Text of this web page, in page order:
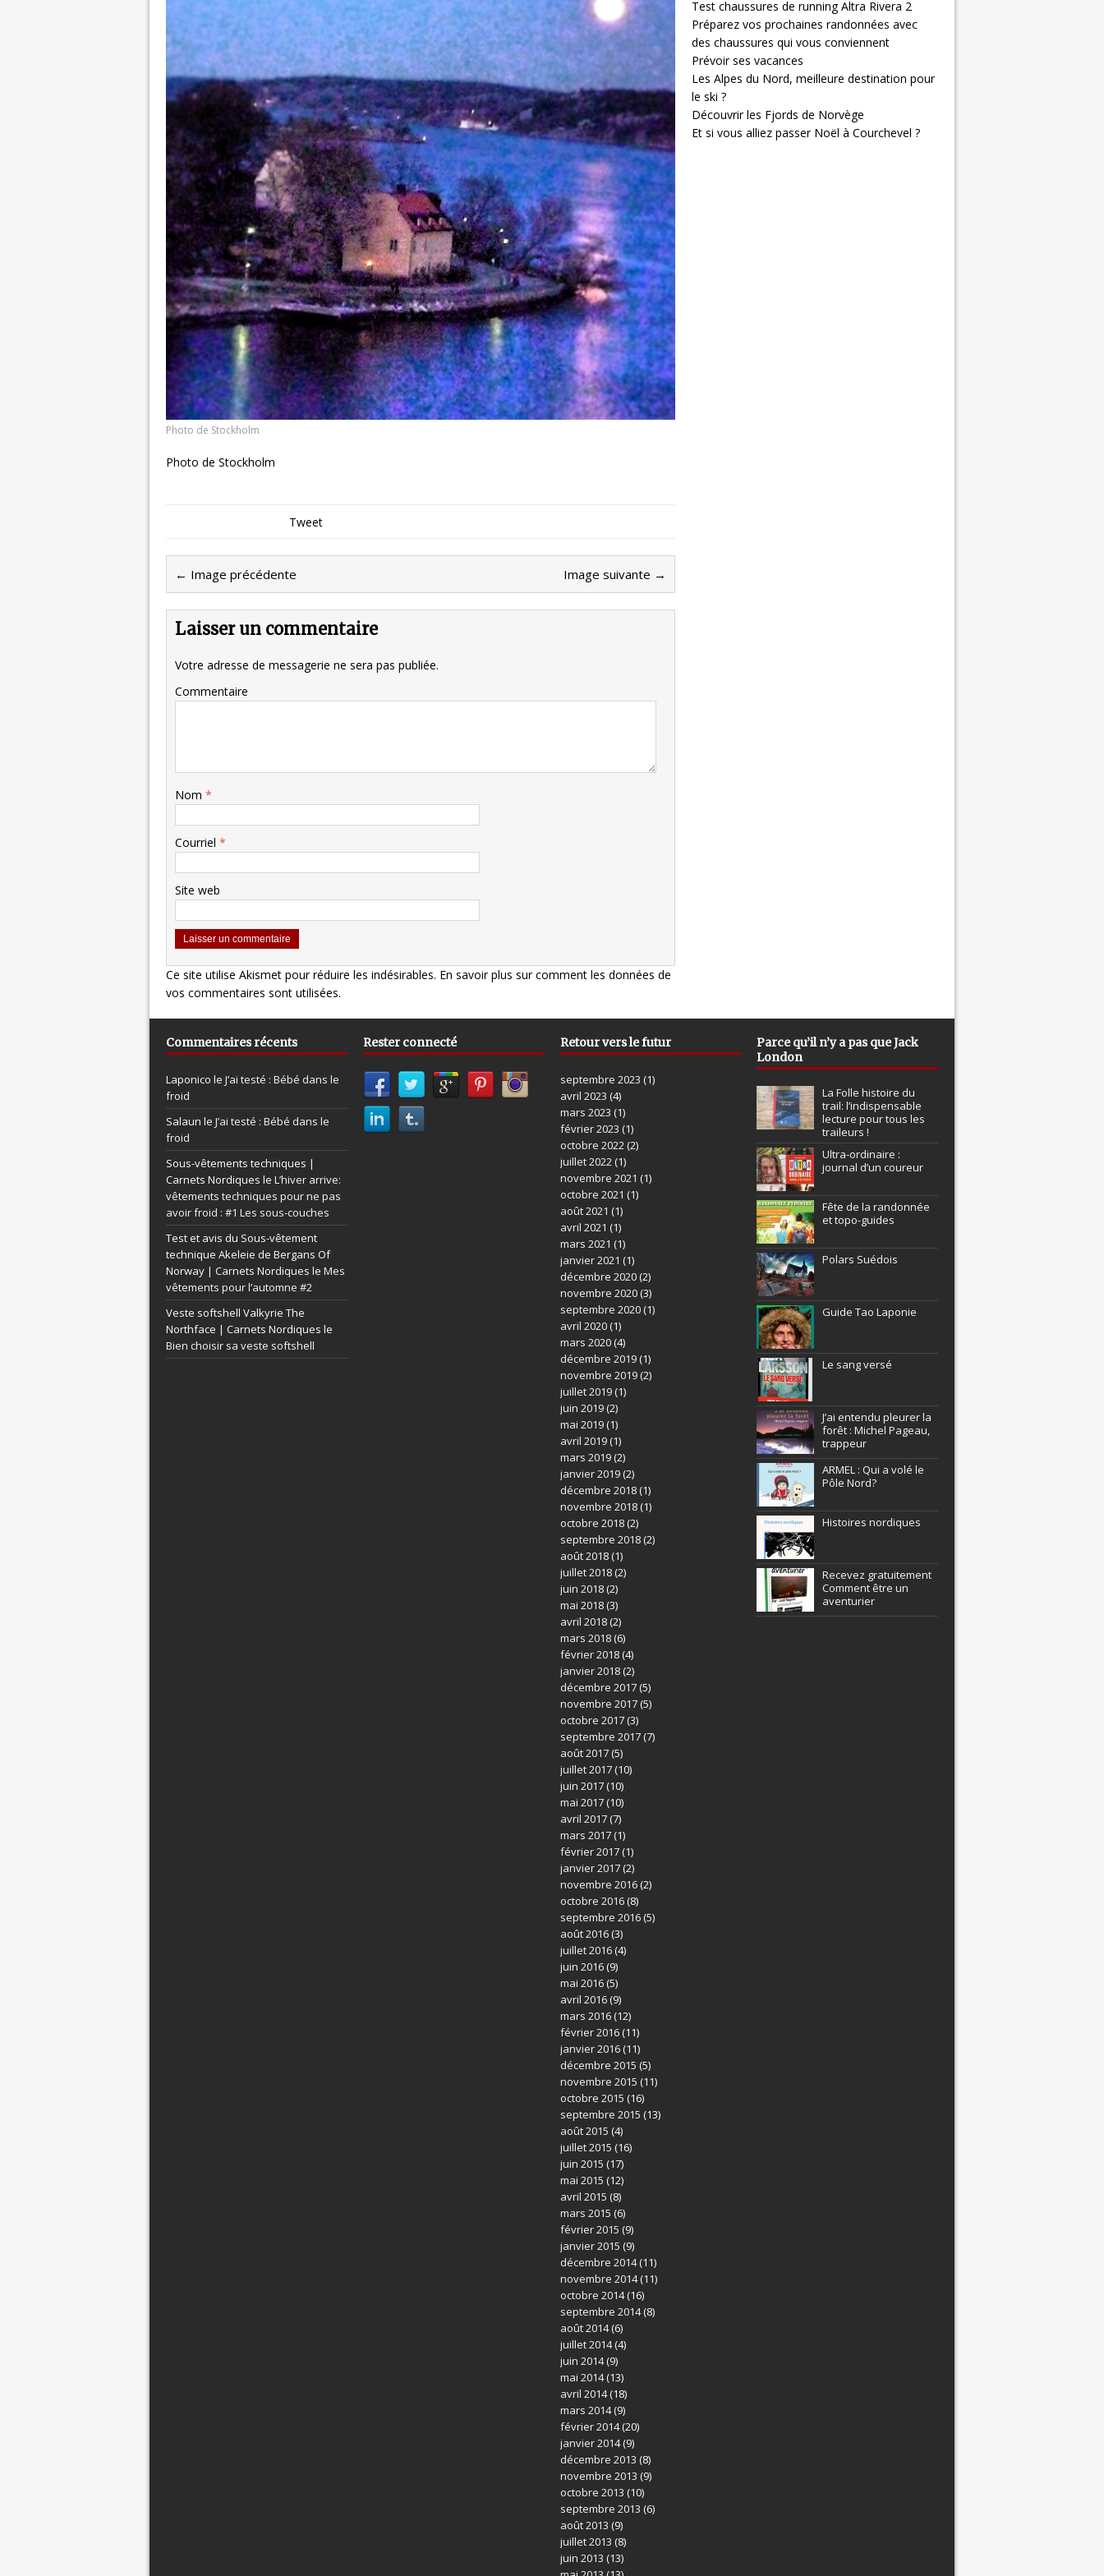
Photo de Stockholm
Photo de Stockholm
Tweet
← Image précédente Image suivante →
Laisser un commentaire
Votre adresse de messagerie ne sera pas publiée.
Commentaire
Nom *
Courriel *
Site web
Ce site utilise Akismet pour réduire les indésirables. En savoir plus sur comment les données de
vos commentaires sont utilisées.
Test chaussures de running Altra Rivera 2
Préparez vos prochaines randonnées avec
des chaussures qui vous conviennent
Prévoir ses vacances
Les Alpes du Nord, meilleure destination pour
le ski ?
Découvrir les Fjords de Norvège
Et si vous alliez passer Noël à Courchevel ?
Commentaires récents
Laponico le J’ai testé : Bébé dans le
froid
Salaun le J’ai testé : Bébé dans le
froid
Sous-vêtements techniques |
Carnets Nordiques le L’hiver arrive:
vêtements techniques pour ne pas
avoir froid : #1 Les sous-couches
Test et avis du Sous-vêtement
technique Akeleie de Bergans Of
Norway | Carnets Nordiques le Mes
vêtements pour l’automne #2
Veste softshell Valkyrie The
Northface | Carnets Nordiques le
Bien choisir sa veste softshell
Rester connecté Retour vers le futur
septembre 2023 (1)
avril 2023 (4)
mars 2023 (1)
février 2023 (1)
octobre 2022(2)
juillet 2022(1)
novembre 2021 (1)
octobre 2021 (1)
août 2021 (1)
avril 2021 (1)
mars 2021 (1)
janvier 2021 (1)
décembre 2020(2)
novembre 2020(3)
septembre 2020(1)
avril 2020(1)
mars 2020(4)
décembre 2019(1)
novembre 2019(2)
juillet 2019(1)
juin 2019(2)
mai 2019(1)
avril 2019(1)
mars 2019(2)
janvier 2019(2)
décembre 2018(1)
novembre 2018(1)
octobre 2018(2)
septembre 2018(2)
août 2018(1)
juillet 2018(2)
juin 2018(2)
mai 2018(3)
avril 2018(2)
mars 2018(6)
février 2018(4)
janvier 2018(2)
décembre 2017(5)
novembre 2017(5)
octobre 2017(3)
septembre 2017(7)
août 2017(5)
juillet 2017(10)
juin 2017(10)
mai 2017(10)
avril 2017(7)
mars 2017(1)
février 2017(1)
janvier 2017(2)
novembre 2016(2)
octobre 2016(8)
septembre 2016(5)
août 2016(3)
juillet 2016(4)
juin 2016(9)
mai 2016(5)
avril 2016(9)
mars 2016(12)
février 2016(11)
janvier 2016(11)
décembre 2015 (5)
novembre 2015 (11)
octobre 2015 (16)
septembre 2015 (13)
août 2015 (4)
juillet 2015 (16)
juin 2015 (17)
mai 2015 (12)
avril 2015 (8)
mars 2015 (6)
février 2015 (9)
janvier 2015 (9)
décembre 2014(11)
novembre 2014(11)
octobre 2014(16)
septembre 2014(8)
août 2014(6)
juillet 2014(4)
juin 2014(9)
mai 2014(13)
avril 2014(18)
mars 2014(9)
février 2014(20)
janvier 2014(9)
décembre 2013 (8)
novembre 2013 (9)
octobre 2013 (10)
septembre 2013 (6)
août 2013 (9)
juillet 2013 (8)
juin 2013 (13)
Parce qu’il n’y a pas que Jack
London
La Folle histoire du
trail: l’indispensable
lecture pour tous les
traileurs !
Ultra-ordinaire :
journal d’un coureur
Fête de la randonnée
et topo-guides
Polars Suédois
Guide Tao Laponie
Le sang versé
J’ai entendu pleurer la
forêt : Michel Pageau,
trappeur
ARMEL : Qui a volé le
Pôle Nord?
Histoires nordiques
Recevez gratuitement
Comment être un
aventurier